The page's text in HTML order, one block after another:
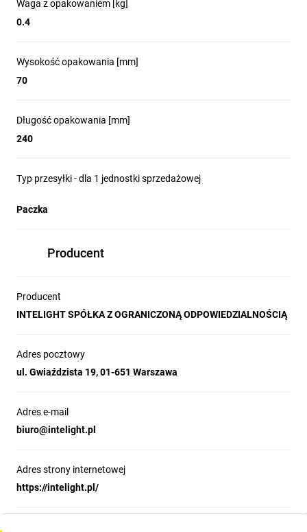
Obudowa elektroniki i ramka głowicy LED
z poliwęglanu, radiator z aluminium
Źródło światła
LED
Współczynnik oddawania barw
Ra>=70
Stopień szczelności
Zakres temperatur pracy
230V 50 Hz
Wersje mocy źródeł
głowicy
WYMIARY OPRAWY
STARLET WHITE II
Stworzony do montażu w sufitach podwieszanych
ZASTOSOWANIESTARLET WHITE II
Waga z opakowaniem [kg]
0.4
Wysokość opakowania [mm]
70
Długość opakowania [mm]
240
Typ przesyłki - dla 1 jednostki sprzedażowej
Paczka
Producent
Producent
INTELIGHT SPÓŁKA Z OGRANICZONĄ ODPOWIEDZIALNOŚCIĄ
Adres pocztowy
ul. Gwiaździsta 19, 01-651 Warszawa
Adres e-mail
biuro@intelight.pl
Adres strony internetowej
https://intelight.pl/